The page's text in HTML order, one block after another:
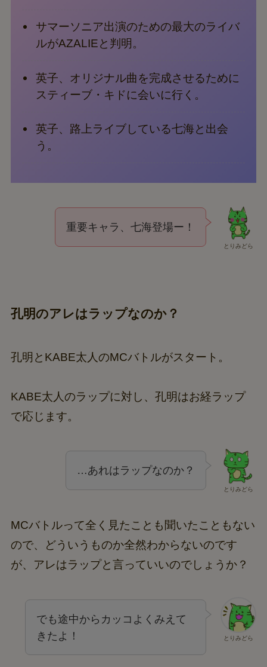
サマーソニア出演のための最大のライバ
ルがAZALIEと判明。
英子、オリジナル曲を完成させるために
スティーブ・キドに会いに行く。
英子、路上ライブしている七海と出会
う。
とりみどら
重要キャラ、七海登場ー！
孔明のアレはラップなのか？
孔明とKABE太人のMCバトルがスタート。
KABE太人のラップに対し、孔明はお経ラップ
で応じます。
とりみどら
…あれはラップなのか？
MCバトルって全く見たことも聞いたこともない
ので、どういうものか全然わからないのです
が、アレはラップと言っていいのでしょうか？
とりみどら
でも途中からカッコよくみえて
きたよ！